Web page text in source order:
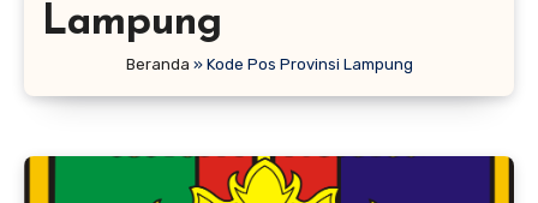
Lampung
Beranda » Kode Pos Provinsi Lampung